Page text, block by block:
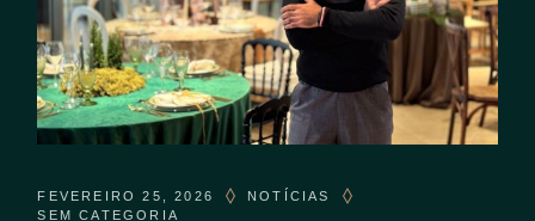
FEVEREIRO 25, 2026
NOTÍCIAS
SEM CATEGORIA